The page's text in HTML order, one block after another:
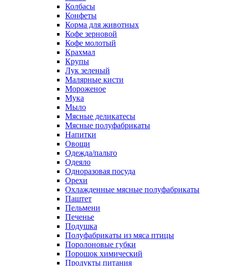
Колбасы
Конфеты
Корма для животных
Кофе зерновой
Кофе молотый
Крахмал
Крупы
Лук зеленый
Малярные кисти
Мороженое
Мука
Мыло
Мясные деликатесы
Мясные полуфабрикаты
Напитки
Овощи
Одежда/пальто
Одеяло
Одноразовая посуда
Орехи
Охлажденные мясные полуфабрикаты
Паштет
Пельмени
Печенье
Подушка
Полуфабрикаты из мяса птицы
Поролоновые губки
Порошок химический
Продукты питания